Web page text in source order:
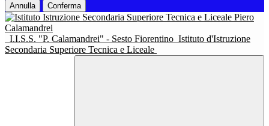
Annulla Conferma
I.I.S.S. "P. Calamandrei" - Sesto Fiorentino Istituto d'Istruzione
Secondaria Superiore Tecnica e Liceale